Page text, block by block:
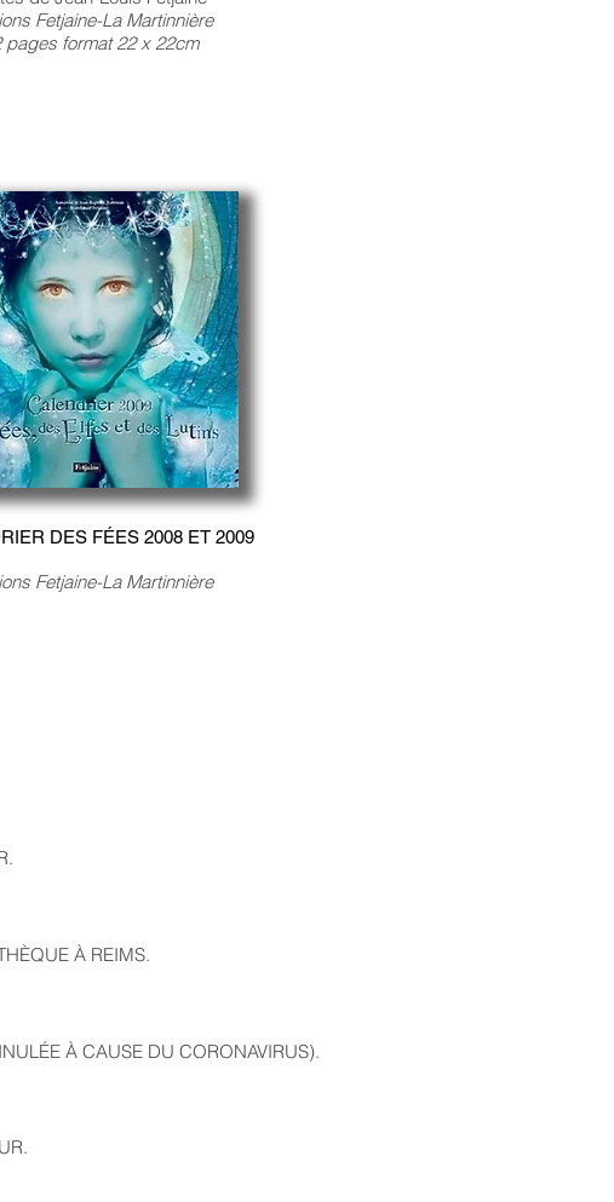
Fetjaine-La Martinnière
pages format 22 x 22cm
DES FÉES 2008 ET 2009
Fetjaine-La Martinnière
À REIMS.
À CAUSE DU CORONAVIRUS).